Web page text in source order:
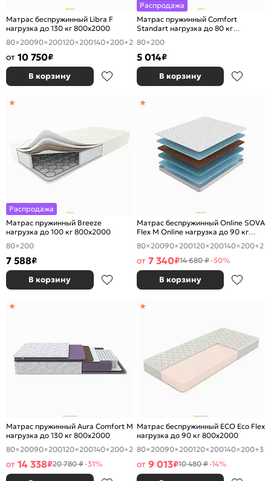
Матрас беспружинный Libra F
нагрузка до 130 кг 800x2000
80×20090×200120×200140×200+2
от 10 750₽
В корзину
Распродажа
Матрас пружинный Comfort
Standart нагрузка до 80 кг
800x2000
80×200
5 014₽
В корзину
Распродажа
Матрас пружинный Breeze
нагрузка до 100 кг 800x2000
80×200
7 588₽
В корзину
Матрас беспружинный Online SOVA
Flex M Online нагрузка до 90 кг
800x2000
80×20090×200120×200140×200+2
от 7 340₽14 680 ₽-50%
В корзину
Матрас пружинный Aura Comfort M
нагрузка до 130 кг 800x2000
80×20090×200120×200140×200+2
от 14 338₽20 780 ₽-31%
Матрас беспружинный ECO Eco Flex
нагрузка до 90 кг 800x2000
80×20090×200120×200140×200+3
от 9 013₽10 480 ₽-14%